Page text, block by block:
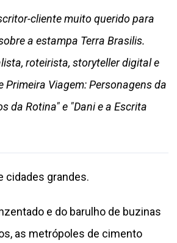
cliente muito querido para
a estampa Terra Brasilis.
roteirista, storyteller digital e
Primeira Viagem: Personagens da
da Rotina" e "Dani e a Escrita
cidades grandes.
e do barulho de buzinas
as metrópoles de cimento